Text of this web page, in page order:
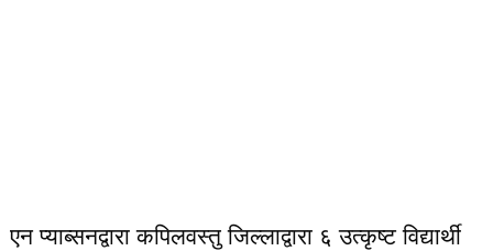
एन प्याब्सनद्वारा कपिलवस्तु जिल्लाद्वारा ६ उत्कृष्ट विद्यार्थी